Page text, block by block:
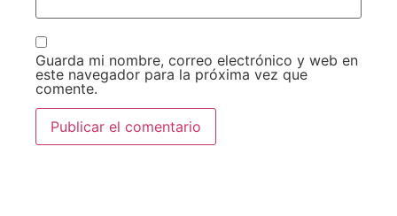
Guarda mi nombre, correo electrónico y web en
este navegador para la próxima vez que
comente.